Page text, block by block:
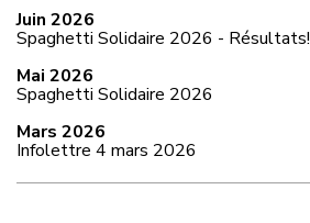
Juin 2026
Spaghetti Solidaire 2026 - Résultats!
Mai 2026
Spaghetti Solidaire 2026
Mars 2026
Infolettre 4 mars 2026